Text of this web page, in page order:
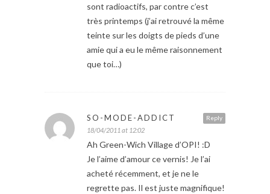
sont radioactifs, par contre c’est
très printemps (j’ai retrouvé la même
teinte sur les doigts de pieds d’une
amie qui a eu le même raisonnement
que toi…)
Reply
SO-MODE-ADDICT
18/04/2011 at 12:02
Ah Green-Wich Village d’OPI! :D
Je l’aime d’amour ce vernis! Je l’ai
acheté récemment, et je ne le
regrette pas. Il est juste magnifique!